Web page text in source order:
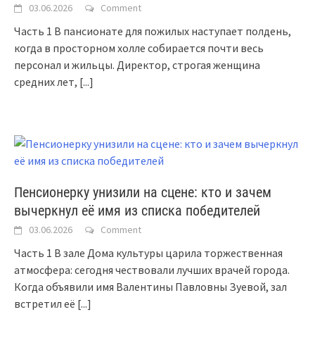
03.06.2026 Comment
Часть 1 В пансионате для пожилых наступает полдень,
когда в просторном холле собирается почти весь
персонал и жильцы. Директор, строгая женщина
средних лет, [...]
Пенсионерку унизили на сцене: кто и зачем
вычеркнул её имя из списка победителей
03.06.2026 Comment
Часть 1 В зале Дома культуры царила торжественная
атмосфера: сегодня чествовали лучших врачей города.
Когда объявили имя Валентины Павловны Зуевой, зал
встретил её [...]